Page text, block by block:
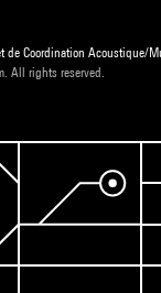
de Coordination Acoustique/
All rights reserved.